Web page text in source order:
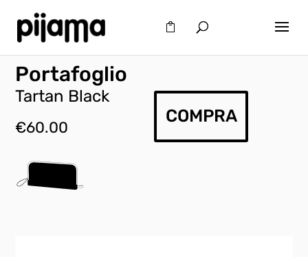
Portafoglio
Tartan Black
€60.00
COMPRA